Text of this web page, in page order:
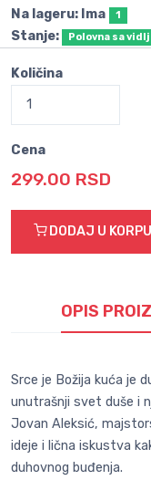
Na lageru: Ima 1
Stanje: Polovna sa
Količina
Cena
299.00 RSD
DODAJ U KORPU
OPIS
Srce je Božija kuća je
unutrašnji svet duše i
Jovan Aleksić,
ideje i lična iskustva
duhovnog buđenja.